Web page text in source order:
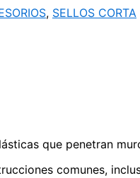
, SELLOS CORTA
que penetran
comunes,